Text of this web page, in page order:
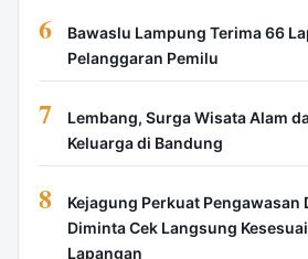
6
Bawaslu Lampung Terima 66
Pelanggaran Pemilu
7
Lembang, Surga Wisata Alam
Keluarga di Bandung
8
Kejagung Perkuat Pengawasan
Diminta Cek Langsung
Lapangan